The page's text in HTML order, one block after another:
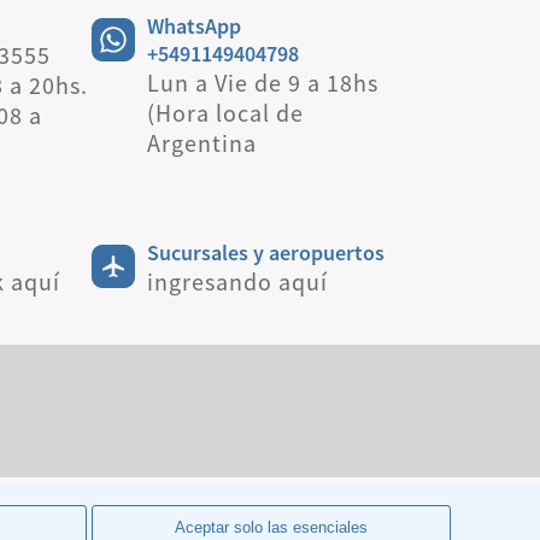
Aceptar solo las esenciales
a 20hs.
a
WhatsApp
+5491149404798
Lun a Vie de 9 a 18hs
(Hora local de
Argentina
aquí
Sucursales y aeropuertos
ingresando aquí